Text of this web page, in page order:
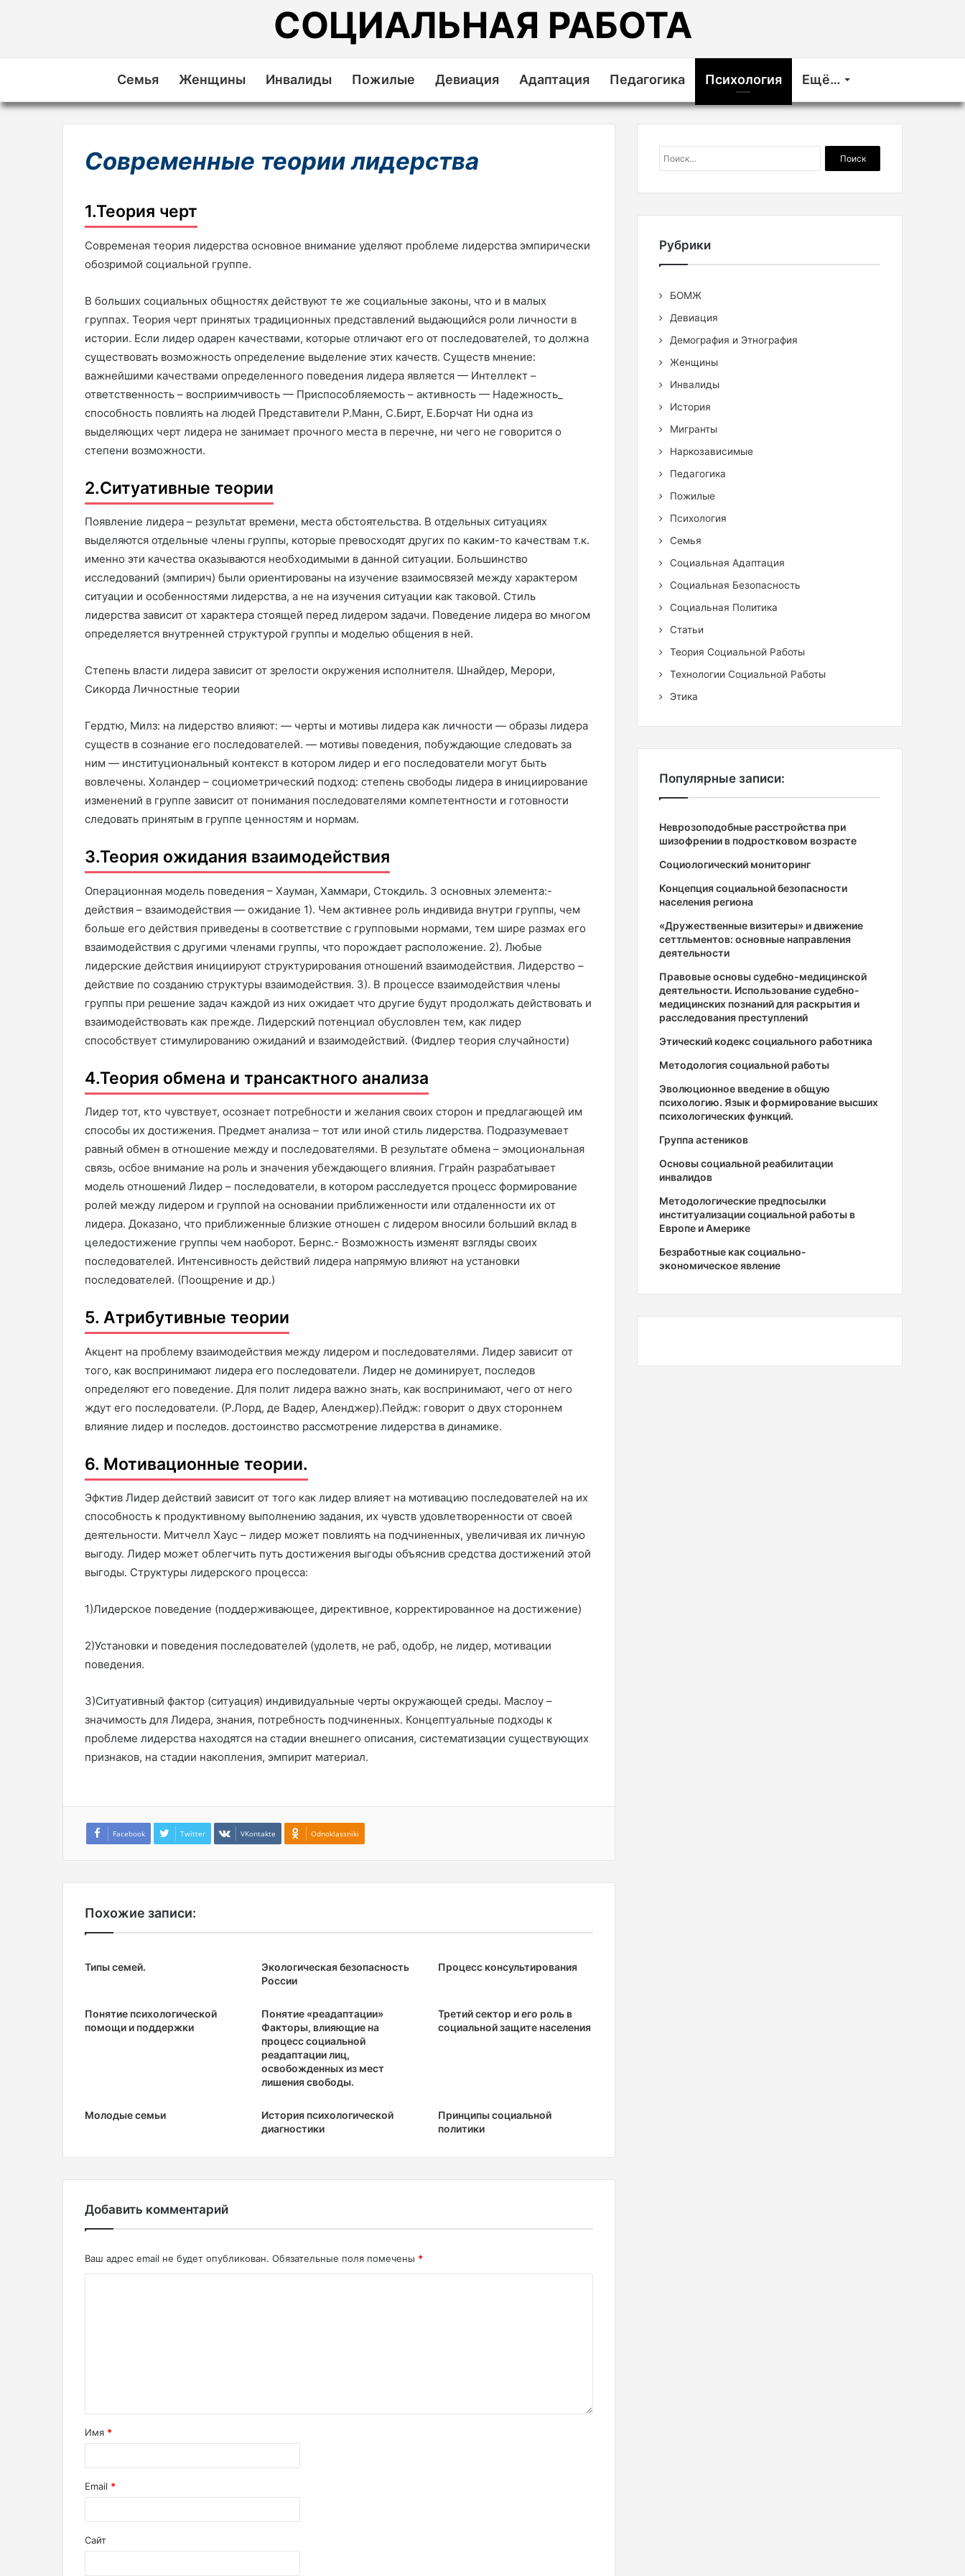
СОЦИАЛЬНАЯ РАБОТА
Семья Женщины Инвалиды Пожилые Девиация Адаптация Педагогика Психология Ещё…
Современные теории лидерства
1.Теория черт
Современая теория лидерства основное внимание уделяют проблеме лидерства эмпирически
обозримой социальной группе.
В больших социальных общностях действуют те же социальные законы, что и в малых
группах. Теория черт принятых традиционных представлений выдающийся роли личности в
истории. Если лидер одарен качествами, которые отличают его от последователей, то должна
существовать возможность определение выделение этих качеств. Существ мнение:
важнейшими качествами определенного поведения лидера является — Интеллект –
ответственность – восприимчивость — Приспособляемость – активность — Надежность_
способность повлиять на людей Представители Р.Манн, С.Бирт, Е.Борчат Ни одна из
выделяющих черт лидера не занимает прочного места в перечне, ни чего не говорится о
степени возможности.
2.Ситуативные теории
Появление лидера – результат времени, места обстоятельства. В отдельных ситуациях
выделяются отдельные члены группы, которые превосходят других по каким-то качествам т.к.
именно эти качества оказываются необходимыми в данной ситуации. Большинство
исследований (эмпирич) были ориентированы на изучение взаимосвязей между характером
ситуации и особенностями лидерства, а не на изучения ситуации как таковой. Стиль
лидерства зависит от характера стоящей перед лидером задачи. Поведение лидера во многом
определяется внутренней структурой группы и моделью общения в ней.
Степень власти лидера зависит от зрелости окружения исполнителя. Шнайдер, Мерори,
Сикорда Личностные теории
Гердтю, Милз: на лидерство влияют: — черты и мотивы лидера как личности — образы лидера
существ в сознание его последователей. — мотивы поведения, побуждающие следовать за
ним — институциональный контекст в котором лидер и его последователи могут быть
вовлечены. Холандер – социометрический подход: степень свободы лидера в инициирование
изменений в группе зависит от понимания последователями компетентности и готовности
следовать принятым в группе ценностям и нормам.
3.Теория ожидания взаимодействия
Операционная модель поведения – Хауман, Хаммари, Стокдиль. 3 основных элемента:-
действия – взаимодействия — ожидание 1). Чем активнее роль индивида внутри группы, чем
больше его действия приведены в соответствие с групповыми нормами, тем шире размах его
взаимодействия с другими членами группы, что порождает расположение. 2). Любые
лидерские действия инициируют структурирования отношений взаимодействия. Лидерство –
действие по созданию структуры взаимодействия. 3). В процессе взаимодействия члены
группы при решение задач каждой из них ожидает что другие будут продолжать действовать и
взаимодействовать как прежде. Лидерский потенциал обусловлен тем, как лидер
способствует стимулированию ожиданий и взаимодействий. (Фидлер теория случайности)
4.Теория обмена и трансактного анализа
Лидер тот, кто чувствует, осознает потребности и желания своих сторон и предлагающей им
способы их достижения. Предмет анализа – тот или иной стиль лидерства. Подразумевает
равный обмен в отношение между и последователями. В результате обмена – эмоциональная
связь, осбое внимание на роль и значения убеждающего влияния. Гграйн разрабатывает
модель отношений Лидер – последователи, в котором расследуется процесс формирование
ролей между лидером и группой на основании приближенности или отдаленности их от
лидера. Доказано, что приближенные близкие отношен с лидером вносили больший вклад в
целедостижение группы чем наоборот. Бернс.- Возможность изменят взгляды своих
последователей. Интенсивность действий лидера напрямую влияют на установки
последователей. (Поощрение и др.)
5. Атрибутивные теории
Акцент на проблему взаимодействия между лидером и последователями. Лидер зависит от
того, как воспринимают лидера его последователи. Лидер не доминирует, последов
определяют его поведение. Для полит лидера важно знать, как воспринимают, чего от него
ждут его последователи. (Р.Лорд, де Вадер, Аленджер).Пейдж: говорит о двух стороннем
влияние лидер и последов. достоинство рассмотрение лидерства в динамике.
6. Мотивационные теории.
Эфктив Лидер действий зависит от того как лидер влияет на мотивацию последователей на их
способность к продуктивному выполнению задания, их чувств удовлетворенности от своей
деятельности. Митчелл Хаус – лидер может повлиять на подчиненных, увеличивая их личную
выгоду. Лидер может облегчить путь достижения выгоды объяснив средства достижений этой
выгоды. Структуры лидерского процесса:
1)Лидерское поведение (поддерживающее, директивное, корректированное на достижение)
2)Установки и поведения последователей (удолетв, не раб, одобр, не лидер, мотивации
поведения.
3)Ситуативный фактор (ситуация) индивидуальные черты окружающей среды. Маслоу –
значимость для Лидера, знания, потребность подчиненных. Концептуальные подходы к
проблеме лидерства находятся на стадии внешнего описания, систематизации существующих
признаков, на стадии накопления, эмпирит материал.
Facebook Twitter VKontakte Odnoklassniki
Похожие записи:
Типы семей.
Экологическая безопасность
России
Процесс консультирования
Понятие психологической
помощи и поддержки
Понятие «реадаптации»
Факторы, влияющие на
процесс социальной
реадаптации лиц,
освобожденных из мест
лишения свободы.
Третий сектор и его роль в
социальной защите населения
Молодые семьи
История психологической
диагностики
Принципы социальной
политики
Добавить комментарий
Ваш адрес email не будет опубликован. Обязательные поля помечены *
Имя *
Email *
Сайт
Рубрики
БОМЖ
Девиация
Демография и Этнография
Женщины
Инвалиды
История
Мигранты
Наркозависимые
Педагогика
Пожилые
Психология
Семья
Социальная Адаптация
Социальная Безопасность
Социальная Политика
Статьи
Теория Социальной Работы
Технологии Социальной Работы
Этика
Популярные записи:
Неврозоподобные расстройства при
шизофрении в подростковом возрасте
Социологический мониторинг
Концепция социальной безопасности
населения региона
«Дружественные визитеры» и движение
сеттльментов: основные направления
деятельности
Правовые основы судебно-медицинской
деятельности. Использование судебно-
медицинских познаний для раскрытия и
расследования преступлений
Этический кодекс социального работника
Методология социальной работы
Эволюционное введение в общую
психологию. Язык и формирование высших
психологических функций.
Группа астеников
Основы социальной реабилитации
инвалидов
Методологические предпосылки
институализации социальной работы в
Европе и Америке
Безработные как социально-
экономическое явление